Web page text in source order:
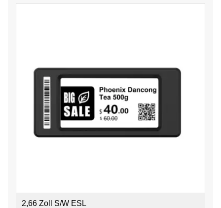
2,66 Zoll S/W ESL